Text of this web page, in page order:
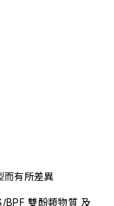
而有所差異
BPF 雙酚類物質 及